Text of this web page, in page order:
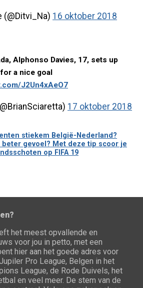
(@Ditvi_Na) 16 oktober 2018
Alphonso Davies, 17, sets up
a nice goal
J2Un4xAeO7
17 oktober 2018
stiekem België-Nederland?
beter gevoel? Met deze tip scoor je
op FIFA 19
het meest opvallende en
voor jou in petto, met een
hier aan het goede adres voor
Pro League, Belgen in het
League, de Rode Duivels, het
en veel meer. De stem van de